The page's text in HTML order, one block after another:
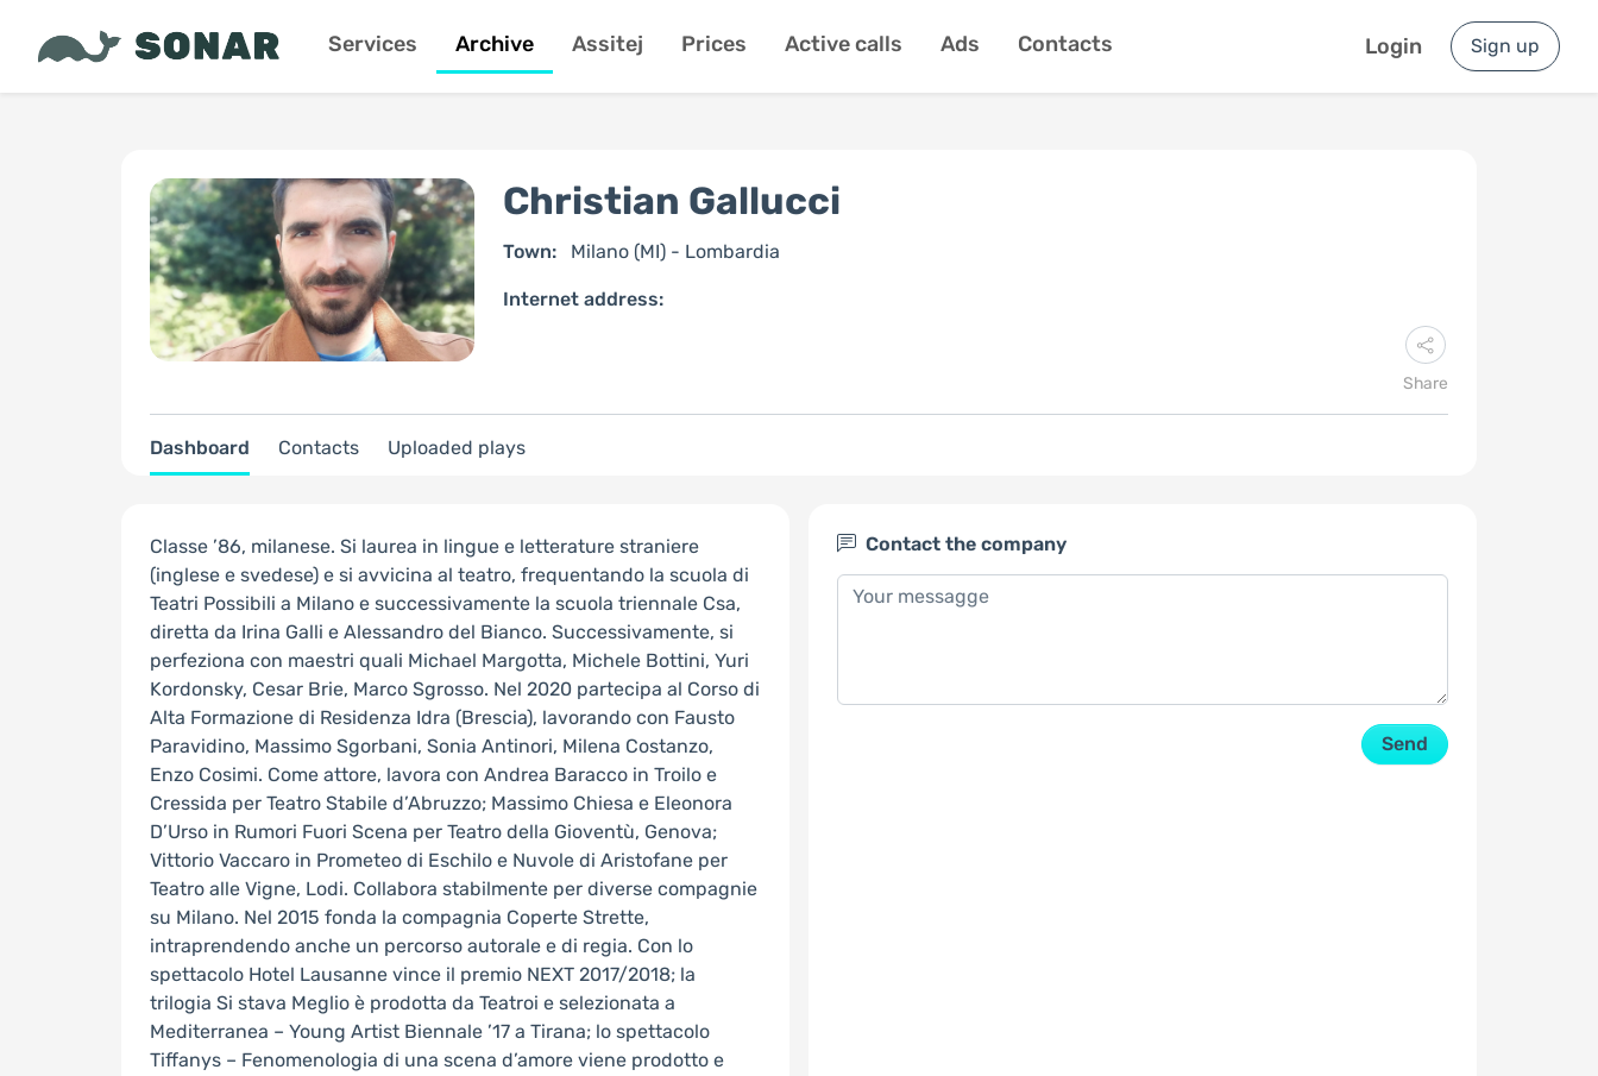
Services Archive Assitej Prices Active calls Ads Contacts Login Sign up
Christian Gallucci
Town: Milano (MI) - Lombardia
Internet address:
Share
Dashboard Contacts Uploaded plays
Classe ’86, milanese. Si laurea in lingue e letterature straniere
(inglese e svedese) e si avvicina al teatro, frequentando la scuola di
Teatri Possibili a Milano e successivamente la scuola triennale Csa,
diretta da Irina Galli e Alessandro del Bianco. Successivamente, si
perfeziona con maestri quali Michael Margotta, Michele Bottini, Yuri
Kordonsky, Cesar Brie, Marco Sgrosso. Nel 2020 partecipa al Corso di
Alta Formazione di Residenza Idra (Brescia), lavorando con Fausto
Paravidino, Massimo Sgorbani, Sonia Antinori, Milena Costanzo,
Enzo Cosimi. Come attore, lavora con Andrea Baracco in Troilo e
Cressida per Teatro Stabile d’Abruzzo; Massimo Chiesa e Eleonora
D’Urso in Rumori Fuori Scena per Teatro della Gioventù, Genova;
Vittorio Vaccaro in Prometeo di Eschilo e Nuvole di Aristofane per
Teatro alle Vigne, Lodi. Collabora stabilmente per diverse compagnie
su Milano. Nel 2015 fonda la compagnia Coperte Strette,
intraprendendo anche un percorso autorale e di regia. Con lo
spettacolo Hotel Lausanne vince il premio NEXT 2017/2018; la
trilogia Si stava Meglio è prodotta da Teatroi e selezionata a
Mediterranea – Young Artist Biennale ’17 a Tirana; lo spettacolo
Tiffanys – Fenomenologia di una scena d’amore viene prodotto e
Contact the company
Send